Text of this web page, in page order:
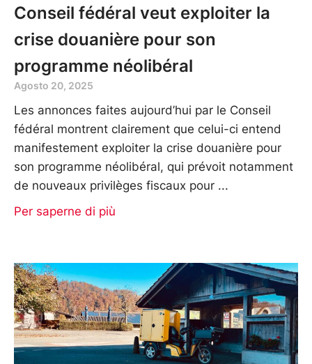
Conseil fédéral veut exploiter la
crise douanière pour son
programme néolibéral
Agosto 20, 2025
Les annonces faites aujourd’hui par le Conseil
fédéral montrent clairement que celui-ci entend
manifestement exploiter la crise douanière pour
son programme néolibéral, qui prévoit notamment
de nouveaux privilèges fiscaux pour
Per saperne di più